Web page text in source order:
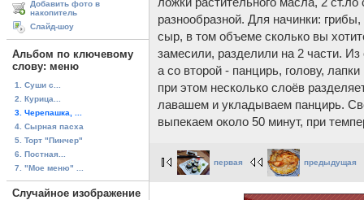
Добавить фото в
накопитель
Слайд-шоу
Альбом по ключевому
слову: меню
1. Суши с...
2. Курица...
3. Черепашка, ...
4. Сырная пасха
5. Торт "Пинчер"
6. Постная...
7. "Мое меню" ...
Случайное изображение
разнообразной. Для начинки:
сыр, в том объеме сколько вы
замесили, разделили на 2 части.
а со второй - панцирь, голову,
при этом несколько слоёв
лавашем и укладываем панцирь.
выпекаем около 50 минут, при
первая предыдущая